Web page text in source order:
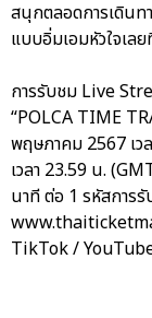
สนุกตลอดการเดินท
แบบอิ่มเอมหัวใจเลย
การรับชม Live
“POLCA TIME
พฤษภาคม 2567 เ
เวลา 23.59 น.
นาที ต่อ 1 รหัสการรั
TikTok /